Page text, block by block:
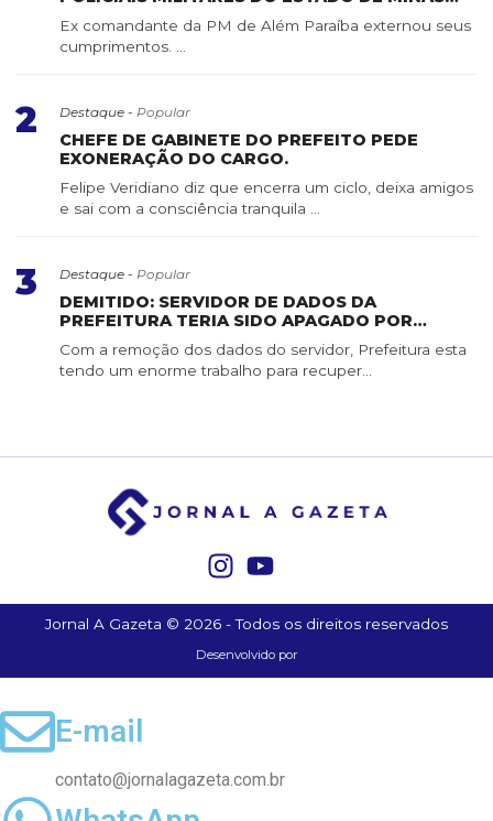
Ex comandante da PM de Além Paraíba externou seus
cumprimentos. ...
2 Destaque - Popular
CHEFE DE GABINETE DO PREFEITO PEDE
EXONERAÇÃO DO CARGO.
Felipe Veridiano diz que encerra um ciclo, deixa amigos
e sai com a consciência tranquila ...
3 Destaque - Popular
DEMITIDO: SERVIDOR DE DADOS DA
PREFEITURA TERIA SIDO APAGADO POR
SERVIDOR DE CONFIANÇA
Com a remoção dos dados do servidor, Prefeitura esta
tendo um enorme trabalho para recuper...
Jornal A Gazeta © 2026 - Todos os direitos reservados
Desenvolvido por
E-mail
contato@jornalagazeta.com.br